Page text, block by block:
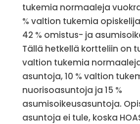
tukemia normaaleja
% valtion tukemia
42 % omistus- ja
Tällä hetkellä kortteliin on
valtion tukemia
asuntoja, 10 % valtion
nuorisoasuntoja ja 15 %
asumisoikeusasuntoja.
asuntoja ei tule, koska